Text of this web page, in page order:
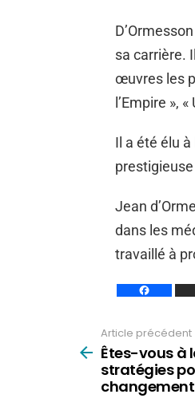
sa carrière.
œuvres les
l’Empire »,
Il a été élu
Jean
dans les
travaillé à
plus
Article précédent
Êtes-vous à
stratégies
changement